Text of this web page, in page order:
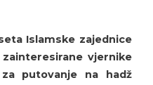
Islamske zajednice
vjernike
putovanje na hadž